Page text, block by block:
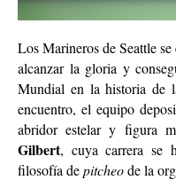
Los Marineros de Seattle
alcanzar la gloria y
Mundial en la historia de
encuentro, el equipo
abridor estelar y figura
Gilbert, cuya carrera se
filosofía depitcheode la